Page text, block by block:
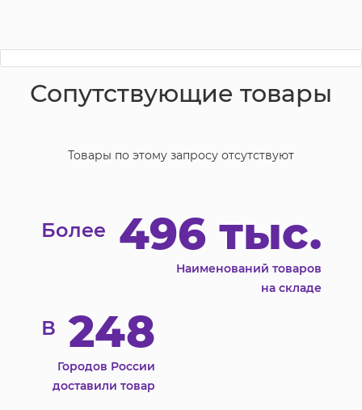
Сопутствующие товары
Товары по этому запросу отсутствуют
Более 496 тыс.
Наименований товаров
на складе
В 248
Городов России
доставили товар